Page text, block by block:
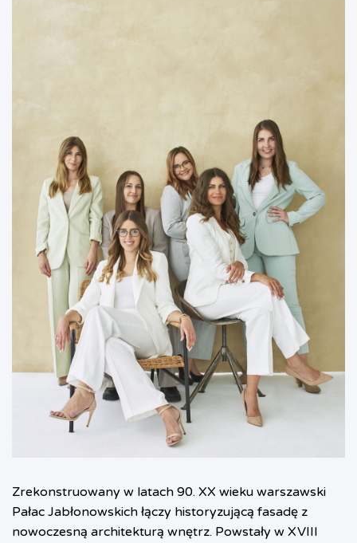
Zrekonstruowany w latach 90. XX wieku warszawski
Pałac Jabłonowskich łączy historyzującą fasadę z
nowoczesną architekturą wnętrz. Powstały w XVIII